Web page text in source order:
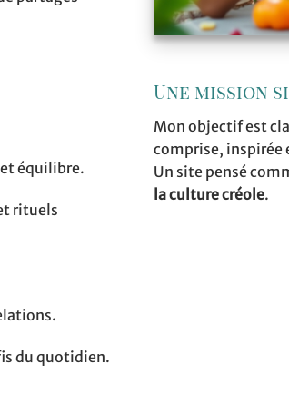
équilibre.
rituels
du quotidien.
Une mission
Mon objectif est
comprise, inspirée
Un site pensé
la culture créole.